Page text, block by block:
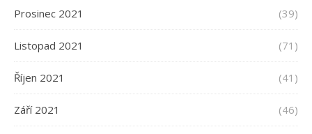
Prosinec 2021 (39)
Listopad 2021 (71)
Říjen 2021 (41)
Září 2021 (46)